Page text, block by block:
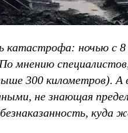
катастрофа: ночью с
мнению
300 километров).
не знающая
куда